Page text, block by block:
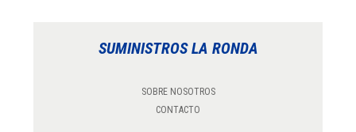
SUMINISTROS LA RONDA
SOBRE NOSOTROS
CONTACTO